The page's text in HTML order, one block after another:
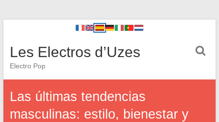
Les Electros d’Uzes
Electro Pop
Las últimas tendencias
masculinas: estilo, bienestar y